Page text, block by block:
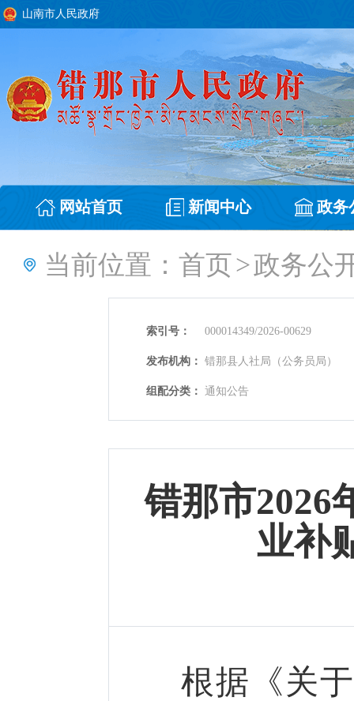
山南市人民政府
网站首页 新闻中心 政务
当前位置： 首页>政务公
索引号： 000014349/2026-00629
发布机构： 错那县人社局（公务员局）
组配分类： 通知公告
错那市2026
业补
根据《关